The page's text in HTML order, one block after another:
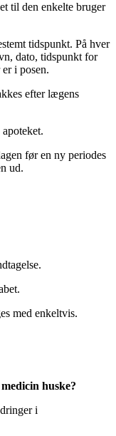
til den enkelte bruger
tidspunkt. På hver
dato, tidspunkt for
i posen.
efter lægens
før en ny periodes
ud.
med enkeltvis.
huske?
i